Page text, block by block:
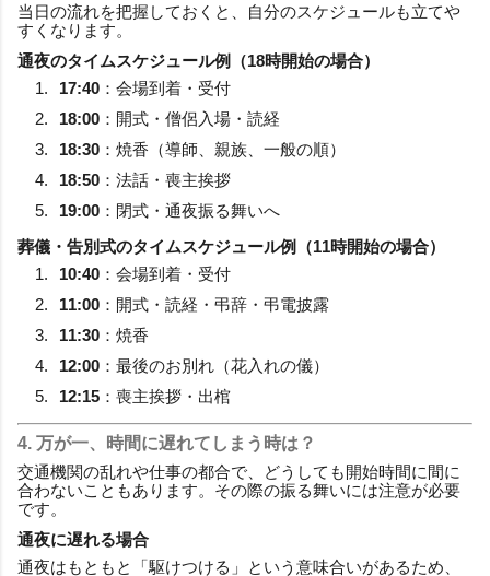
当日の流れを把握しておくと、自分のスケジュールも立てや
すくなります。
通夜のタイムスケジュール例（18時開始の場合）
17:40 ：会場到着・受付
18:00 ：開式・僧侶入場・読経
18:30 ：焼香（導師、親族、一般の順）
18:50 ：法話・喪主挨拶
19:00 ：閉式・通夜振る舞いへ
葬儀・告別式のタイムスケジュール例（11時開始の場合）
10:40 ：会場到着・受付
11:00 ：開式・読経・弔辞・弔電披露
11:30 ：焼香
12:00 ：最後のお別れ（花入れの儀）
12:15 ：喪主挨拶・出棺
4. 万が一、時間に遅れてしまう時は？
交通機関の乱れや仕事の都合で、どうしても開始時間に間に
合わないこともあります。その際の振る舞いには注意が必要
です。
通夜に遅れる場合
通夜はもともと「駆けつける」という意味合いがあるため、